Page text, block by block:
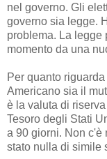
nel governo. Gli
governo sia legge.
problema. La legge
momento da una
Per quanto
Americano sia il
è la valuta di
Tesoro degli Stati
a 90 giorni. Non c'è
stato nulla di simile